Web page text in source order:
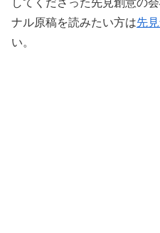
ナル原稿を読みたい方は先
い。